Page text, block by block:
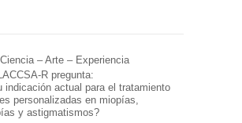
– Arte – Experiencia
R pregunta:
indicación actual para el tratamiento
personalizadas en miopías,
y astigmatismos?